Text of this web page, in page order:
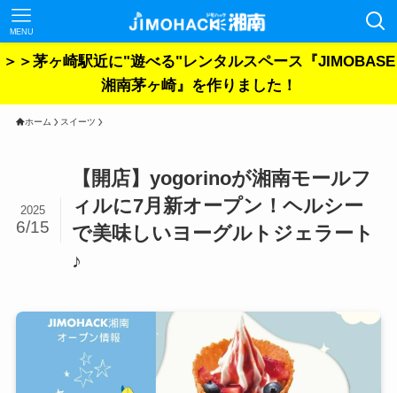
MENU
＞＞茅ヶ崎駅近に"遊べる"レンタルスペース『JIMOBASE
湘南茅ヶ崎』を作りました！
ホーム スイーツ
【開店】yogorinoが湘南モールフ
ィルに7月新オープン！ヘルシー
で美味しいヨーグルトジェラート
♪
2025
6/15